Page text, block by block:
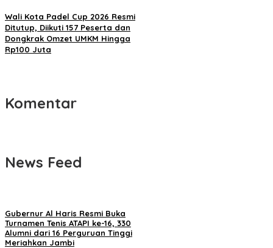
Wali Kota Padel Cup 2026 Resmi
Ditutup, Diikuti 157 Peserta dan
Dongkrak Omzet UMKM Hingga
Rp100 Juta
Komentar
News Feed
Gubernur Al Haris Resmi Buka
Turnamen Tenis ATAPI ke-16, 330
Alumni dari 16 Perguruan Tinggi
Meriahkan Jambi